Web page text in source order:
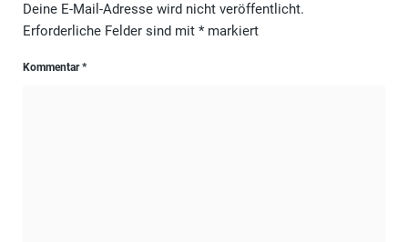
Deine E-Mail-Adresse wird nicht veröffentlicht.
Erforderliche Felder sind mit *markiert
Kommentar*